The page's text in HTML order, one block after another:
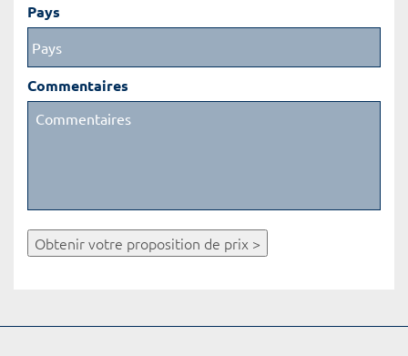
Pays
Commentaires
Obtenir votre proposition de prix >